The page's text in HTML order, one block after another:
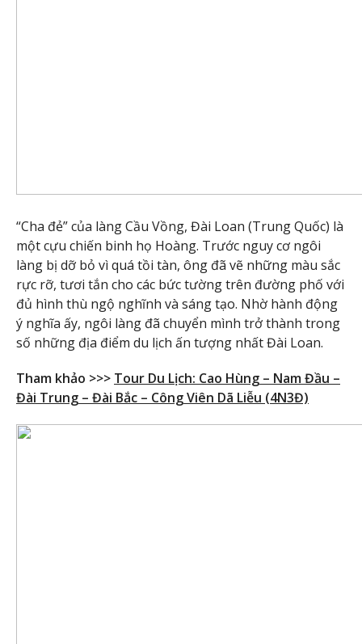
“Cha đẻ” của làng Cầu Vồng, Đài Loan (Trung Quốc) là
một cựu chiến binh họ Hoàng. Trước nguy cơ ngôi
làng bị dỡ bỏ vì quá tồi tàn, ông đã vẽ những màu sắc
rực rỡ, tươi tắn cho các bức tường trên đường phố với
đủ hình thù ngộ nghĩnh và sáng tạo. Nhờ hành động
ý nghĩa ấy, ngôi làng đã chuyển mình trở thành trong
số những địa điểm du lịch ấn tượng nhất Đài Loan.
Tham khảo >>> Tour Du Lịch: Cao Hùng – Nam Đầu –
Đài Trung – Đài Bắc – Công Viên Dã Liễu (4N3Đ)